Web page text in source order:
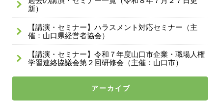
新）
【講演・セミナー】ハラスメント対応セミナー（主
催：山口県経営者協会）
【講演・セミナー】令和７年度山口市企業・職場人権
学習連絡協議会第２回研修会（主催：山口市）
アーカイブ